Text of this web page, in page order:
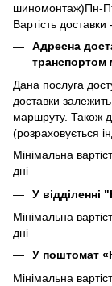
шиномонтаж)Пн-
Вартість
Адресна
транспортом
Дана послуга
доставки залежить
маршруту. Також
(розраховується
Мінімальна
дні
У відділенні
Мінімальна
дні
У поштомат
Мінімальна